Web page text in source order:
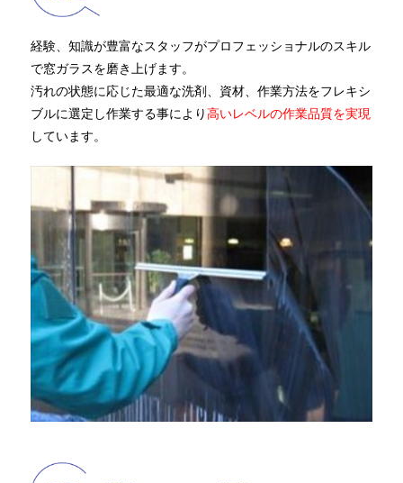
経験、知識が豊富なスタッフがプロフェッショナルのスキル
で窓ガラスを磨き上げます。
汚れの状態に応じた最適な洗剤、資材、作業方法をフレキシ
ブルに選定し作業する事により高いレベルの作業品質を実現
しています。